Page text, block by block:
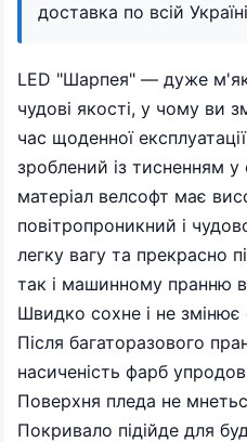
доставка по всій
LED "Шарпея" — дуже
чудові якості, у чому ви
час щоденної
зроблений із тисненням
матеріал велсофт має
повітропроникний і
легку вагу та прекрасно
так і машинному пранню
Швидко сохне і не
Після багаторазового
насиченість фарб
Поверхня пледа не
Покривало підійде для